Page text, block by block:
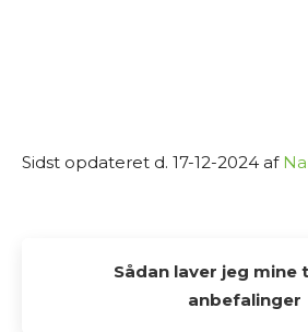
Sidst opdateret d. 17-12-2024 af
Sådan laver jeg mine
anbefalinger